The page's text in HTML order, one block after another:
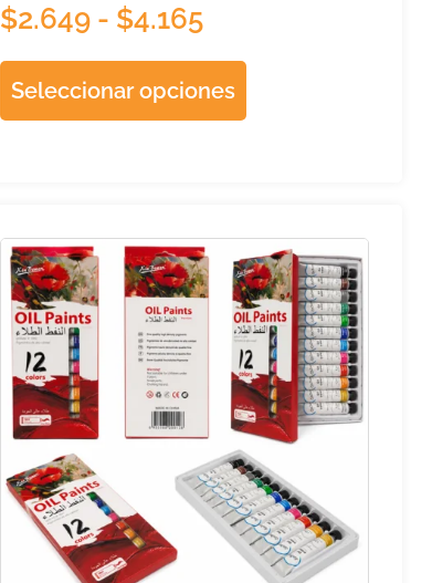
$2.649 - $4.165
Seleccionar opciones